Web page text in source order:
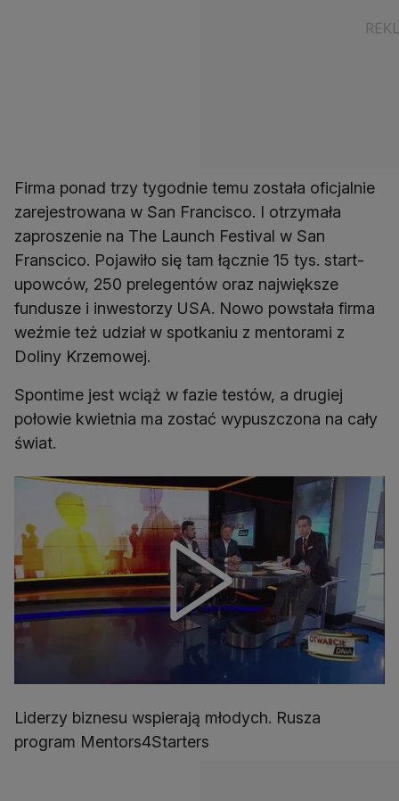
Firma ponad trzy tygodnie temu została oficjalnie
zarejestrowana w San Francisco. I otrzymała
zaproszenie na The Launch Festival w San
Franscico. Pojawiło się tam łącznie 15 tys. start-
upowców, 250 prelegentów oraz największe
fundusze i inwestorzy USA. Nowo powstała firma
weźmie też udział w spotkaniu z mentorami z
Doliny Krzemowej.
Spontime jest wciąż w fazie testów, a drugiej
połowie kwietnia ma zostać wypuszczona na cały
świat.
Liderzy biznesu wspierają młodych. Rusza
program Mentors4Starters